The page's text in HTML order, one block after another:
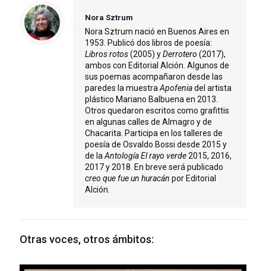
Nora Sztrum
Nora Sztrum nació en Buenos Aires en
1953. Publicó dos libros de poesía:
Libros rotos(2005) yDerrotero (2017),
ambos con Editorial Alción. Algunos de
sus poemas acompañaron desde las
paredes la muestra Apofeniadel artista
plástico Mariano Balbuena en 2013.
Otros quedaron escritos como grafittis
en algunas calles de Almagro y de
Chacarita. Participa en los talleres de
poesía de Osvaldo Bossi desde 2015 y
de la Antología El rayo verde2015, 2016,
2017 y 2018. En breve será publicado
creo que fue un huracán por Editorial
Alción.
Otras voces, otros ámbitos: